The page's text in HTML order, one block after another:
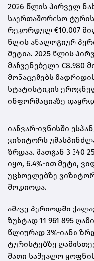
2026 წლის პირველ
საერთაშორისო
რეკორდულ €10.007
წლის ანალოგიურ
მეტია. 2025 წლის
მაჩვენებელი €8.980
მონაცემებს
სტატისტიკის
ინფორმაციაზე
იანვარ-ივნისში
ვიზიტორს
ზრდაა. მათგან 3 340
იყო, 6.4%-ით მეტი,
უცხოელებზე
მოდიოდა.
ამავე პერიოდში
ზუსტად 11 961 895
წლიურად 3%-იანი
ტურისტებზე
მათი საშუალო